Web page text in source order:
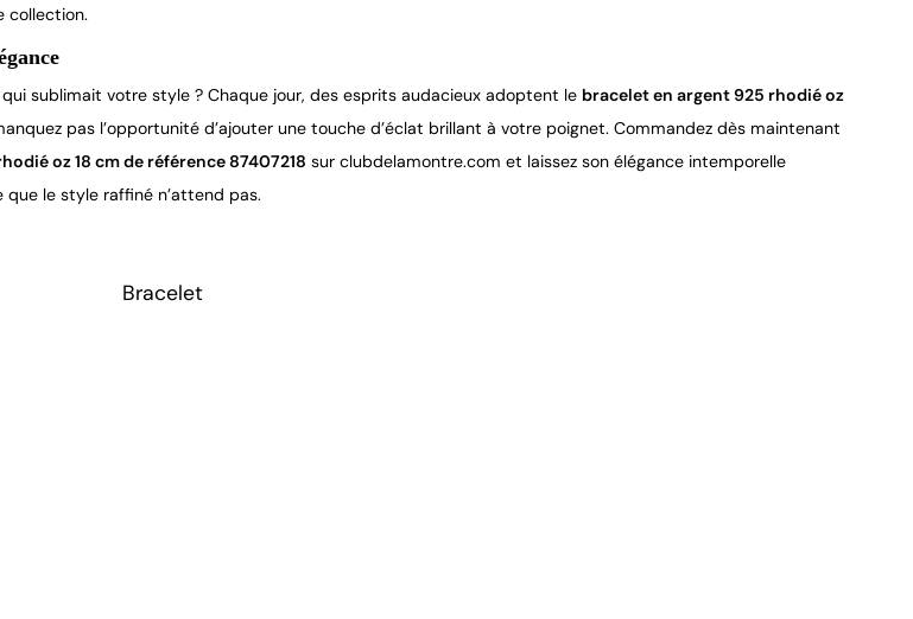
collection.
sublimait votre style ? Chaque jour, des esprits audacieux adoptent le bracelet en argent 925 rhodié oz
pas l’opportunité d’ajouter une touche d’éclat brillant à votre poignet. Commandez dès maintenant
oz 18 cm de référence 87407218 sur clubdelamontre.com et laissez son élégance intemporelle
le style raffiné n’attend pas.
Bracelet